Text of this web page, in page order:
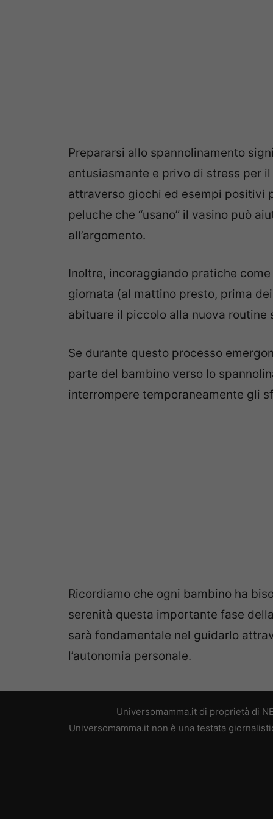
Prepararsi allo spannolinamento
entusiasmante e privo di stress per
attraverso giochi ed esempi positivi
peluche che “usano” il vasino può
all’argomento.
Inoltre, incoraggiando pratiche
giornata (al mattino presto, prima
abituare il piccolo alla nuova routine
Se durante questo processo
parte del bambino verso lo
interrompere temporaneamente gli
Ricordiamo che ogni bambino ha
serenità questa importante fase
sarà fondamentale nel guidarlo
l’autonomia personale.
Universomamma.it di proprietà di
Universomamma.it non è una testata